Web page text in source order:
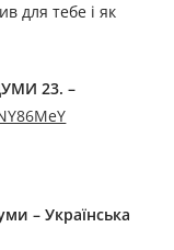
для тебе і як
23. –
–Українська